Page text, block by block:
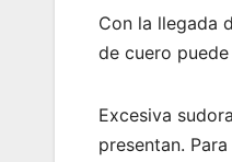
Con la llegada
de cuero
Excesiva
presentan.